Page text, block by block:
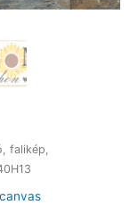
falikép,